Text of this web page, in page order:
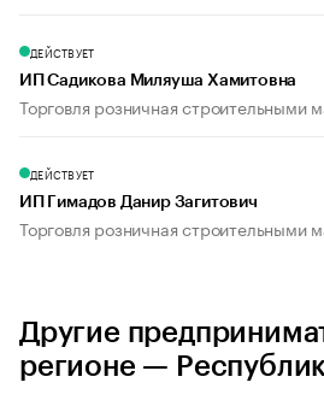
ДЕЙСТВУЕТ
ИП Садикова Миляуша Хамитовна
Торговля розничная строительными
ДЕЙСТВУЕТ
ИП Гимадов Данир Загитович
Торговля розничная строительными
Другие
регионе —